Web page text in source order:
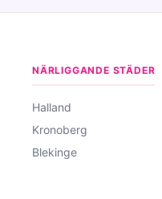
NÄRLIGGANDE STÄDER
Halland
Kronoberg
Blekinge